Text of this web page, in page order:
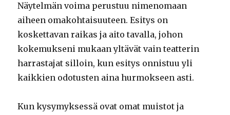
Näytelmän voima perustuu nimenomaan
aiheen omakohtaisuuteen. Esitys on
koskettavan raikas ja aito tavalla, johon
kokemukseni mukaan yltävät vain teatterin
harrastajat silloin, kun esitys onnistuu yli
kaikkien odotusten aina hurmokseen asti.
Kun kysymyksessä ovat omat muistot ja